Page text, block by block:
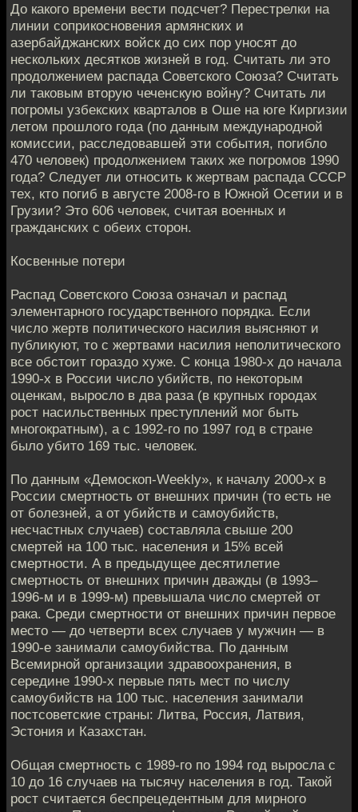
До какого времени вести подсчет? Перестрелки на
линии соприкосновения армянских и
азербайджанских войск до сих пор уносят до
нескольких десятков жизней в год. Считать ли это
продолжением распада Советского Союза? Считать
ли таковым вторую чеченскую войну? Считать ли
погромы узбекских кварталов в Оше на юге Киргизии
летом прошлого года (по данным международной
комиссии, расследовавшей эти события, погибло
470 человек) продолжением таких же погромов 1990
года? Следует ли относить к жертвам распада СССР
тех, кто погиб в августе 2008-го в Южной Осетии и в
Грузии? Это 606 человек, считая военных и
гражданских с обеих сторон.
Косвенные потери
Распад Советского Союза означал и распад
элементарного государственного порядка. Если
число жертв политического насилия выясняют и
публикуют, то с жертвами насилия неполитического
все обстоит гораздо хуже. С конца 1980-х до начала
1990-х в России число убийств, по некоторым
оценкам, выросло в два раза (в крупных городах
рост насильственных преступлений мог быть
многократным), а с 1992-го по 1997 год в стране
было убито 169 тыс. человек.
По данным «Демоскоп-Weekly», к началу 2000-х в
России смертность от внешних причин (то есть не
от болезней, а от убийств и самоубийств,
несчастных случаев) составляла свыше 200
смертей на 100 тыс. населения и 15% всей
смертности. А в предыдущее десятилетие
смертность от внешних причин дважды (в 1993–
1996-м и в 1999-м) превышала число смертей от
рака. Среди смертности от внешних причин первое
место — до четверти всех случаев у мужчин — в
1990-е занимали самоубийства. По данным
Всемирной организации здравоохранения, в
середине 1990-х первые пять мест по числу
самоубийств на 100 тыс. населения занимали
постсоветские страны: Литва, Россия, Латвия,
Эстония и Казахстан.
Общая смертность с 1989-го по 1994 год выросла с
10 до 16 случаев на тысячу населения в год. Такой
рост считается беспрецедентным для мирного